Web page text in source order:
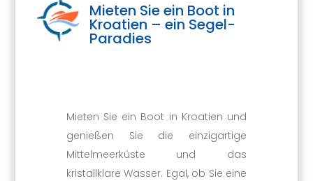
Mieten Sie ein Boot in
Kroatien – ein Segel-
Paradies
Mieten Sie ein Boot in Kroatien und
genießen Sie die einzigartige
Mittelmeerküste und das
kristallklare Wasser. Egal, ob Sie eine